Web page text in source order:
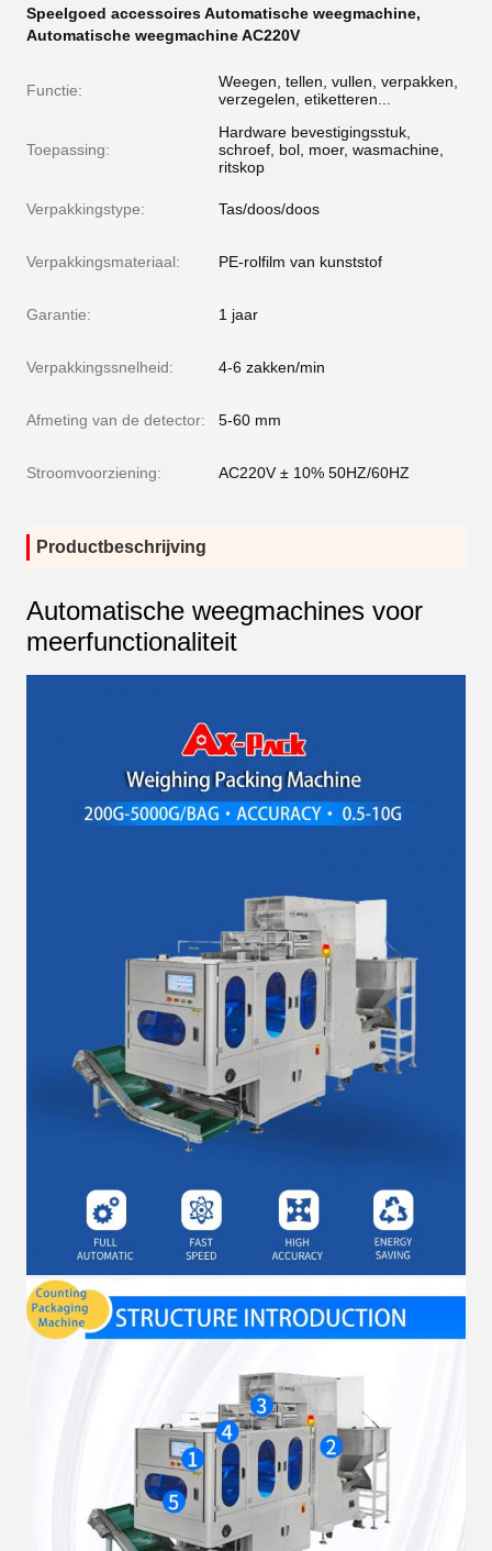
Speelgoed accessoires Automatische weegmachine,
Automatische weegmachine AC220V
Functie:
Weegen, tellen, vullen, verpakken,
verzegelen, etiketteren...
Toepassing:
Hardware bevestigingsstuk,
schroef, bol, moer, wasmachine,
ritskop
Verpakkingstype: Tas/doos/doos
Verpakkingsmateriaal: PE-rolfilm van kunststof
Garantie: 1 jaar
Verpakkingssnelheid: 4-6 zakken/min
Afmeting van de detector: 5-60 mm
Stroomvoorziening: AC220V ± 10% 50HZ/60HZ
Productbeschrijving
Automatische weegmachines voor
meerfunctionaliteit